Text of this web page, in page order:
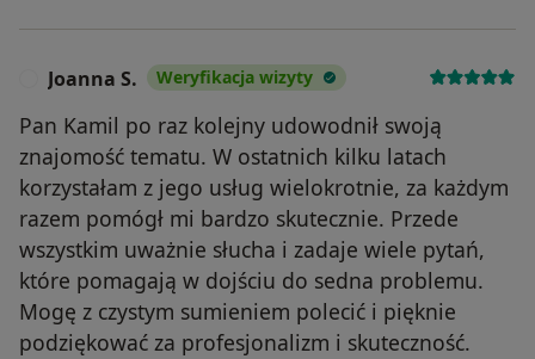
Joanna S. Weryfikacja wizyty
Pan Kamil po raz kolejny udowodnił swoją
znajomość tematu. W ostatnich kilku latach
korzystałam z jego usług wielokrotnie, za każdym
razem pomógł mi bardzo skutecznie. Przede
wszystkim uważnie słucha i zadaje wiele pytań,
które pomagają w dojściu do sedna problemu.
Mogę z czystym sumieniem polecić i pięknie
podziękować za profesjonalizm i skuteczność.